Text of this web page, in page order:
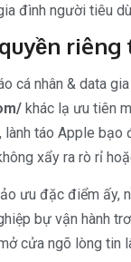
đình người tiêu
riêng
cá nhân & data
khác lạ ưu tiên
lành táo Apple bạo
xẩy ra rò rỉ
ưu đặc điểm ấy,
bự vận hành
cửa ngõ lòng tin